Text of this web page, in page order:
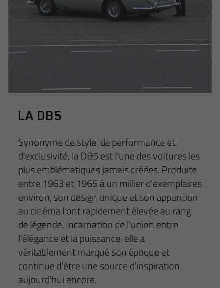
LA DB5
Synonyme de style, de performance et
d'exclusivité, la DB5 est l'une des voitures les
plus emblématiques jamais créées. Produite
entre 1963 et 1965 à un millier d'exemplaires
environ, son design unique et son apparition
au cinéma l'ont rapidement élevée au rang
de légende. Incarnation de l'union entre
l'élégance et la puissance, elle a
véritablement marqué son époque et
continue d'être une source d'inspiration
aujourd'hui encore.